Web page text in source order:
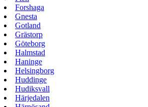
Forshaga
Gnesta
Gotland
Grästorp
Göteborg
Halmstad
Haninge
Helsingborg
Huddinge
Hudiksvall
Härjedalen